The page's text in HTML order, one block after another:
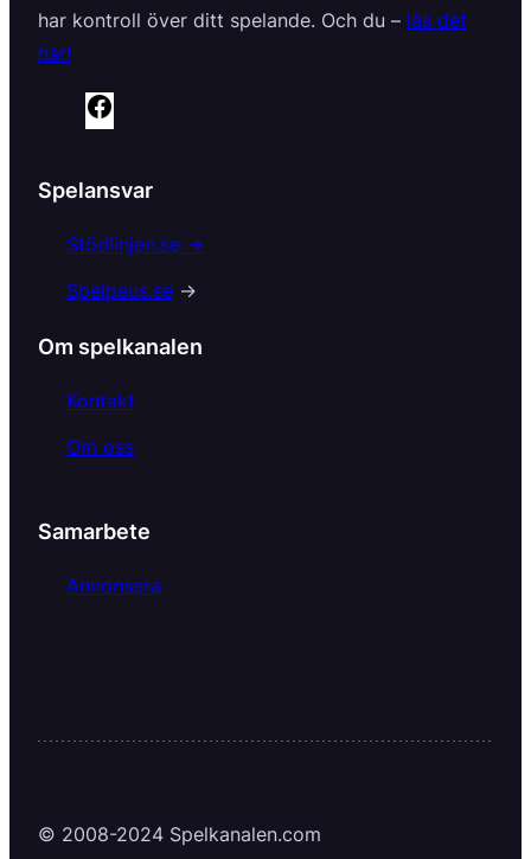
har kontroll över ditt spelande. Och du – läs det
här!
e
b
o
k
Spelansvar
Stödlinjen.se →
Spelpaus.se →
Om spelkanalen
Kontakt
Om oss
Samarbete
Annonsera
© 2008-2024 Spelkanalen.com